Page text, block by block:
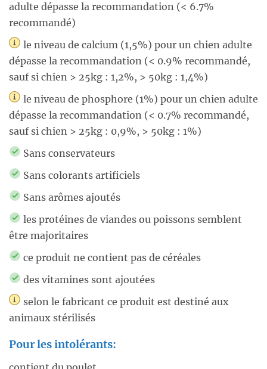
adulte dépasse la recommandation (< 6.7%
recommandé)
le niveau de calcium (1,5%) pour un chien adulte
dépasse la recommandation (< 0.9% recommandé,
sauf si chien > 25kg : 1,2%, > 50kg : 1,4%)
le niveau de phosphore (1%) pour un chien adulte
dépasse la recommandation (< 0.7% recommandé,
sauf si chien > 25kg : 0,9%, > 50kg : 1%)
Sans conservateurs
Sans colorants artificiels
Sans arômes ajoutés
les protéines de viandes ou poissons semblent
être majoritaires
ce produit ne contient pas de céréales
des vitamines sont ajoutées
selon le fabricant ce produit est destiné aux
animaux stérilisés
Pour les intolérants: